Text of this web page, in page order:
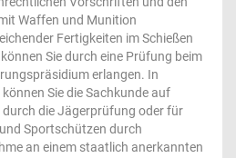
Waffen und Munition
Fertigkeiten im Schießen
Sie durch eine Prüfung beim
erlangen. In
Sie die Sachkunde auf
durch die Jägerprüfung oder für
Sportschützen durch
an einem staatlich anerkannten